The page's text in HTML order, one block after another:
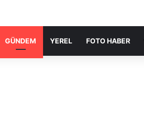
GÜNDEM YEREL FOTO HABER